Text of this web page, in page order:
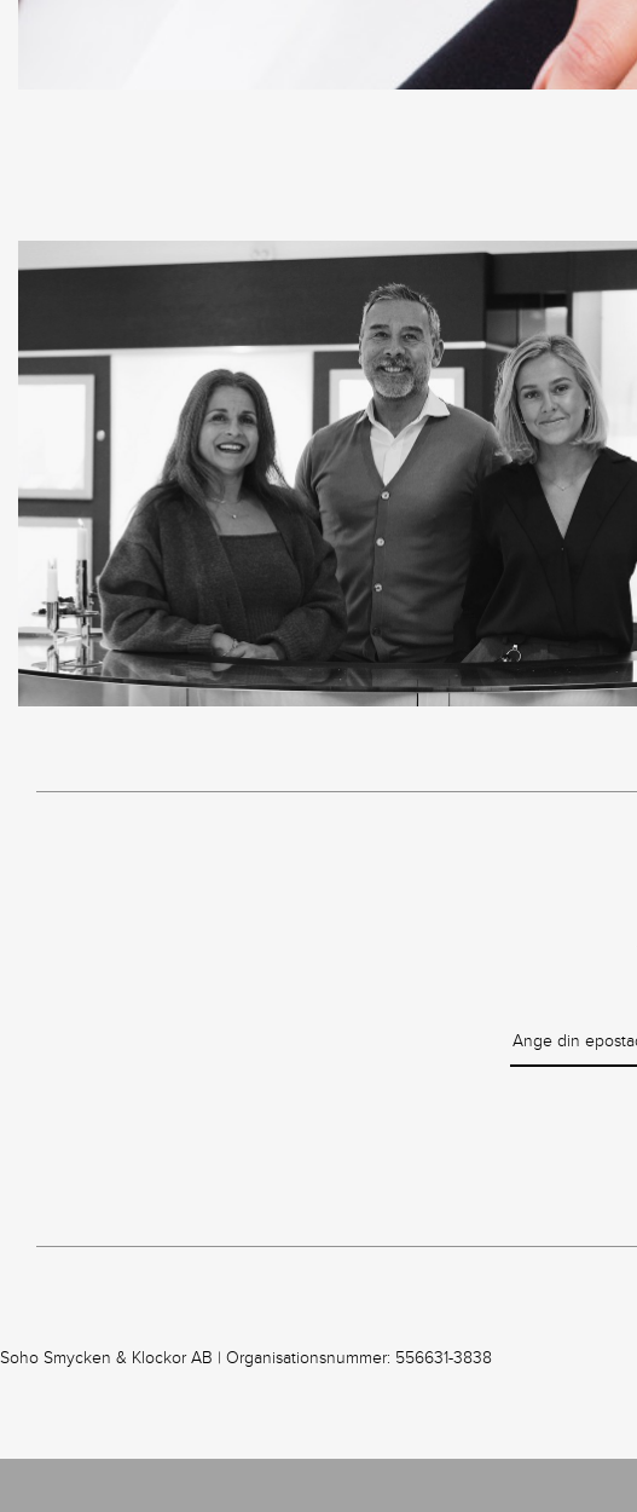
Soho Smycken & Klockor AB | Organisationsnummer: 556631-3838